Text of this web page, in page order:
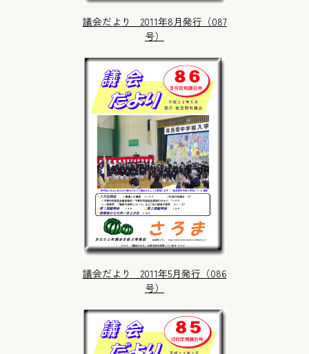
議会だより 2011年8月発行（087
号）
議会だより 2011年5月発行（086
号）